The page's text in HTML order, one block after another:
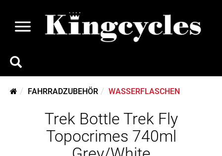
FAHRRADZUBEHÖR WASSERFLASCHEN
Trek Bottle Trek Fly
Topocrimes 740ml